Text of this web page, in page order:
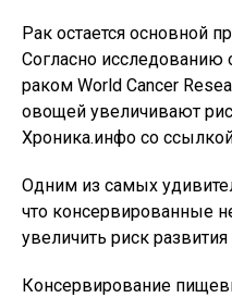
Рак остается основной
Согласно исследованию
раком World Cancer
овощей увеличивают
Хроника.инфо со
Одним из самых
что консервированные
увеличить риск
Консервирование